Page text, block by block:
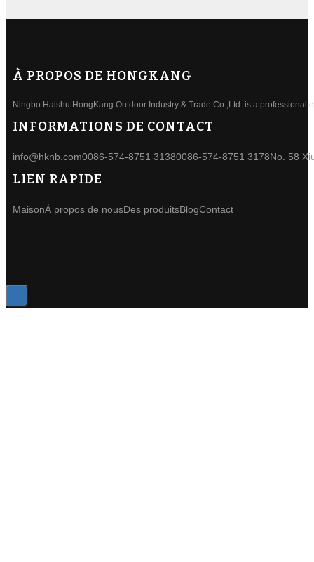
À PROPOS DE HONGKANG
Ningbo Haishu HongKang Outdoor Industry & Trade Co.,Ltd. is a professional
INFORMATIONS DE CONTACT
info@hknb.com0086-574-8751 31380086-574-8751 3178No. 58
LIEN RAPIDE
MaisonÀ propos de nousDes produitsBlogContact